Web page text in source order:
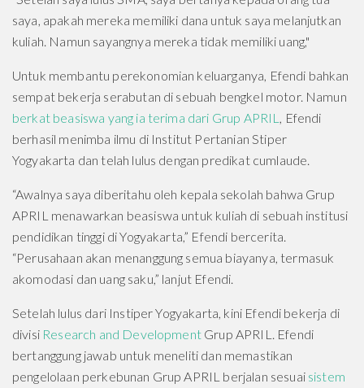
saya, apakah mereka memiliki dana untuk saya melanjutkan
kuliah. Namun sayangnya mereka tidak memiliki uang,"
Untuk membantu perekonomian keluarganya, Efendi bahkan
sempat bekerja serabutan di sebuah bengkel motor. Namun
berkat beasiswa yang ia terima dari Grup APRIL
, Efendi
berhasil menimba ilmu di Institut Pertanian Stiper
Yogyakarta dan telah lulus dengan predikat cumlaude.
“Awalnya saya diberitahu oleh kepala sekolah bahwa Grup
APRIL menawarkan beasiswa untuk kuliah di sebuah institusi
pendidikan tinggi di Yogyakarta,” Efendi bercerita.
“Perusahaan akan menanggung semua biayanya, termasuk
akomodasi dan uang saku,” lanjut Efendi.
Setelah lulus dari Instiper Yogyakarta, kini Efendi bekerja di
divisi Research and Development Grup APRIL. Efendi
bertanggung jawab untuk meneliti dan memastikan
pengelolaan perkebunan Grup APRIL berjalan sesuai sistem